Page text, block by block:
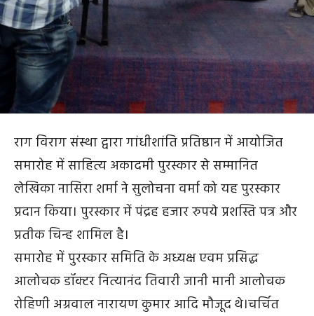
राग विराग संस्था द्वारा गांधीशांति प्रतिष्ठान में आयोजित
समारोह में साहित्य अकादमी पुरस्कार से सम्मानित
लेखिका नासिरा शर्मा ने सुलोचना वर्मा को यह पुरस्कार
प्रदान किया। पुरस्कार में पंद्रह हजार रुपये प्रशस्ति पत्र और
प्रतीक चिन्ह शामिल है।
समारोह में पुरस्कार समिति के अध्यक्ष एवम प्रसिद्ध
आलोचक डॉक्टर नित्यानंद तिवारी जानी मानी आलोचक
रोहिणी अग्रवाल नारायण कुमार आदि मौजूद थे।चर्चित